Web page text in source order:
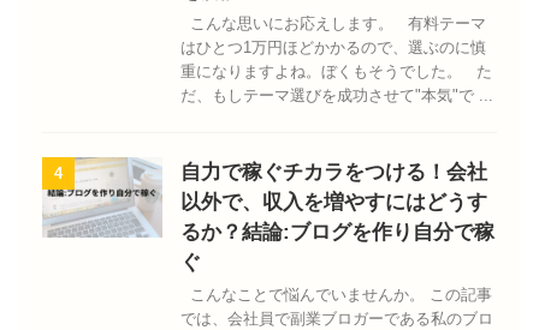
こんな思いにお応えします。 有料テーマ
はひとつ1万円ほどかかるので、選ぶのに慎
重になりますよね。ぼくもそうでした。 た
だ、もしテーマ選びを成功させて"本気"で ...
4
自力で稼ぐチカラをつける！会社
以外で、収入を増やすにはどうす
るか？結論:ブログを作り自分で稼
ぐ
こんなことで悩んでいませんか。 この記事
では、会社員で副業ブロガーである私のブロ